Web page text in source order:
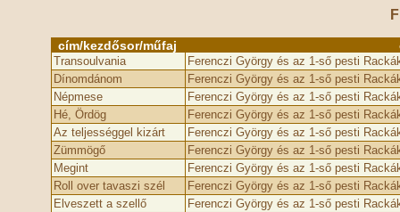
cím/kezdősor/műfaj
Transoulvania
Ferenczi György és az 1-ső pesti
Dínomdánom
Ferenczi György és az 1-ső pesti
Népmese
Ferenczi György és az 1-ső pesti
Hé, Ördög
Ferenczi György és az 1-ső pesti
Az teljességgel kizárt
Ferenczi György és az 1-ső pesti
Zümmögő
Ferenczi György és az 1-ső pesti
Megint
Ferenczi György és az 1-ső pesti
Roll over tavaszi szél
Ferenczi György és az 1-ső pesti
Elveszett a szellő
Ferenczi György és az 1-ső pesti